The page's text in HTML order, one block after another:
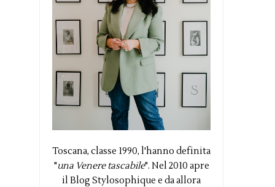
Toscana, classe 1990, l'hanno definita
"una Venere tascabile". Nel 2010 apre
il Blog Stylosophique e da allora